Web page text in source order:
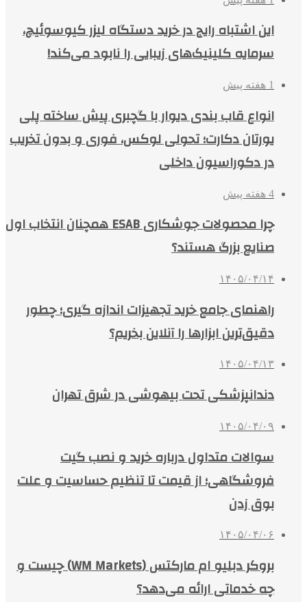
این اشتباه رایج در خرید دستگاه لیزر کیوسوئیچ،
سرمایه کلینیک‌های زیبایی را نابود می‌کند!
1 هفته پیش
انواع قاب بندی دیوار با گچبری پیش ساخته پلی
یورتان دکارت؛ تحولی لوکس، فوری و بدون تخریب
در دکوراسیون داخلی
4 هفته پیش
چرا محصولات جوشکاری ESAB همچنان انتخاب اول
صنایع بزرگ هستند؟
۱۴۰۵/۰۴/۱۴
راهنمای جامع خرید تجهیزات اندازه گیری؛ چطور
دقیق‌ترین ابزارها را آنلاین بخریم؟
۱۴۰۵/۰۴/۱۳
دندانپزشکی تحت بیهوشی در شرق تهران
۱۴۰۵/۰۴/۰۹
سوالات متداول درباره خرید و نصب گیت
فروشگاهی؛ از قیمت تا تنظیم حساسیت و علت
بوق زدن
۱۴۰۵/۰۴/۰۶
بروکر دبلیو ام مارکتس (WM Markets) چیست و
چه خدماتی ارائه می‌دهد؟